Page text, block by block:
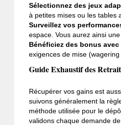
Sélectionnez des jeux
à petites mises ou les tables
Surveillez vos
espace. Vous aurez ainsi
Bénéficiez des bonus avec
exigences de mise
Guide Exhaustif des
Récupérer vos gains est
suivons généralement la
méthode utilisée pour le
validons chaque demande